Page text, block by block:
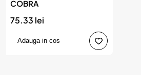
COBRA
75.33 lei
Adauga in cos